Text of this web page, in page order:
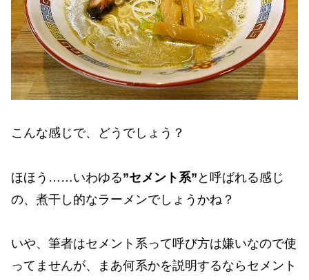
こんな感じで、どうでしょう？
ほほう……いわゆる”セメント系” と呼ばれる感じ
の、煮干し的なラーメンでしょうかね？
いや、筆者はセメント系って呼び方は嫌いなので使
ってませんが、まあ何系かを説明するならセメント